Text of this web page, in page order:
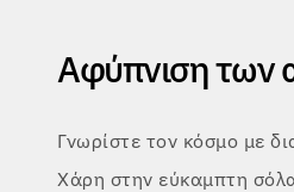
Αφύπνιση των
Γνωρίστε τον κόσμο με
Χάρη στην εύκαμπτη